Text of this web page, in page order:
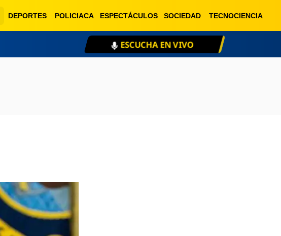
DEPORTES POLICIACA ESPECTÁCULOS SOCIEDAD TECNOCIENCIA
XEU 98.1 FM